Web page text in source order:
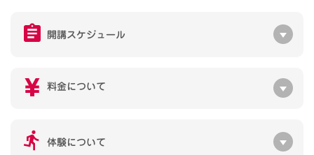
開講スケジュール
料金について
体験について